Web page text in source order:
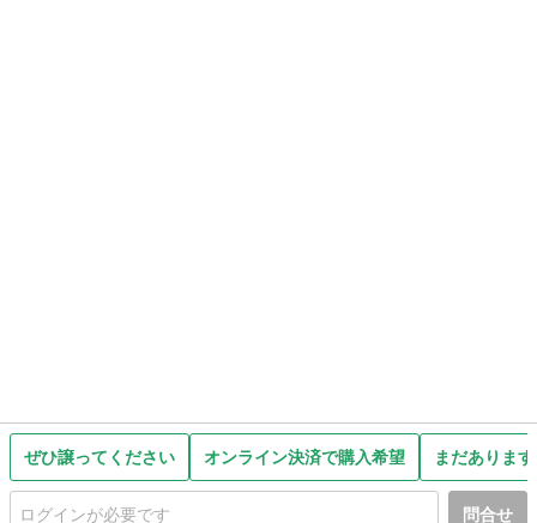
ぜひ譲ってください オンライン決済で購入希望 まだありま
問合せ